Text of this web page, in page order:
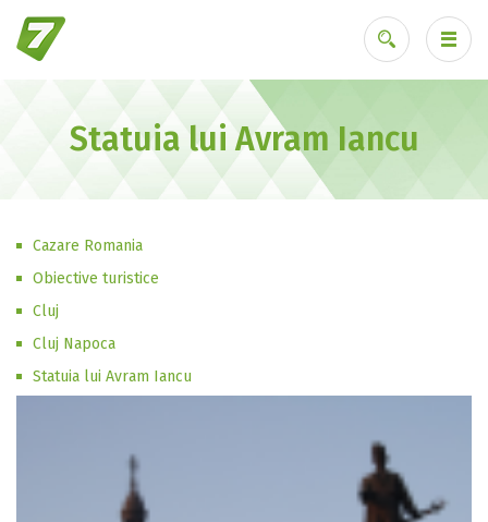
Ai uitat parola?
Statuia lui Avram Iancu
Cazare Romania
Obiective turistice
Cluj
Cluj Napoca
Statuia lui Avram Iancu